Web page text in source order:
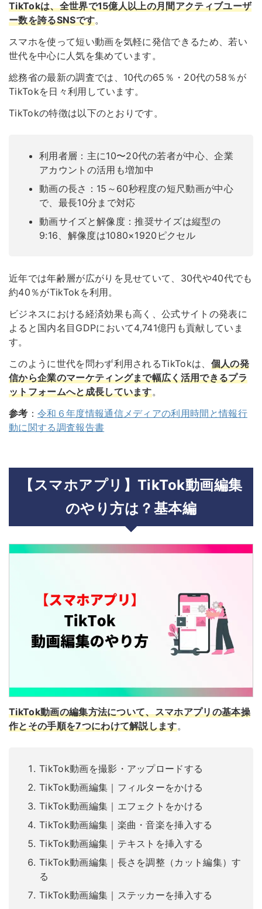
TikTokは、全世界で15億人以上の月間アクティブユーザ
ー数を誇るSNSです。
スマホを使って短い動画を気軽に発信できるため、若い
世代を中心に人気を集めています。
総務省の最新の調査では、10代の65％・20代の58％が
TikTokを日々利用しています。
TikTokの特徴は以下のとおりです。
利用者層：主に10〜20代の若者が中心、企業
アカウントの活用も増加中
動画の長さ：15～60秒程度の短尺動画が中心
で、最長10分まで対応
動画サイズと解像度：推奨サイズは縦型の
9:16、解像度は1080×1920ピクセル
近年では年齢層が広がりを見せていて、30代や40代でも
約40％がTikTokを利用。
ビジネスにおける経済効果も高く、公式サイトの発表に
よると国内名目GDPにおいて4,741億円も貢献していま
す。
このように世代を問わず利用されるTikTokは、 個人の発
信から企業のマーケティングまで幅広く活用できるプラ
ットフォームへと成長しています。
参考 ： 令和６年度情報通信メディアの利用時間と情報行
動に関する調査報告書
【スマホアプリ】TikTok動画編集
のやり方は？基本編
TikTok動画の編集方法について、スマホアプリの基本操
作とその手順を7つにわけて解説します。
TikTok動画を撮影・アップロードする
TikTok動画編集｜フィルターをかける
TikTok動画編集｜エフェクトをかける
TikTok動画編集｜楽曲・音楽を挿入する
TikTok動画編集｜テキストを挿入する
TikTok動画編集｜長さを調整（カット編集）す
る
TikTok動画編集｜ステッカーを挿入する